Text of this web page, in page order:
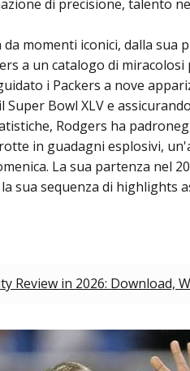
di precisione, talento
momenti iconici, dalla sua
a un catalogo di
i Packers a nove
Bowl XLV e
Rodgers ha
in guadagni esplosivi,
La sua partenza nel
sua sequenza di highlights
Review in 2026: Download,